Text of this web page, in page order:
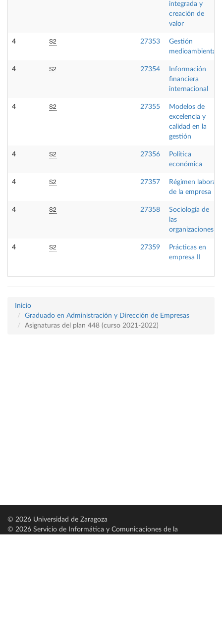
integrada y
creación de
valor
4 S2 27353
Gestión
medioambiental
4 S2 27354
Información
financiera
internacional
4 S2 27355
Modelos de
excelencia y
calidad en la
gestión
4 S2 27356
Política
económica
4 S2 27357
Régimen laboral
de la empresa
4 S2 27358
Sociología de
las
organizaciones
4 S2 27359
Prácticas en
empresa II
Inicio
Graduado en Administración y Dirección de Empresas
Asignaturas del plan 448 (curso 2021-2022)
© 2026 Universidad de Zaragoza
© 2026 Servicio de Informática y Comunicaciones de la